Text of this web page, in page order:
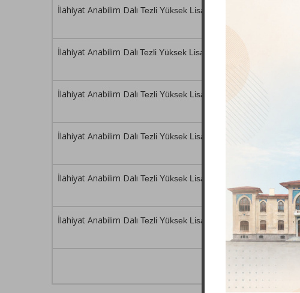
İlahiyat Anabilim Dalı Tezli Yüksek Lisans Programı
İlahiyat Anabilim Dalı Tezli Yüksek Lisans Programı
İlahiyat Anabilim Dalı Tezli Yüksek Lisans Programı
İlahiyat Anabilim Dalı Tezli Yüksek Lisans Programı
İlahiyat Anabilim Dalı Tezli Yüksek Lisans Programı
İlahiyat Anabilim Dalı Tezli Yüksek Lisans Programı